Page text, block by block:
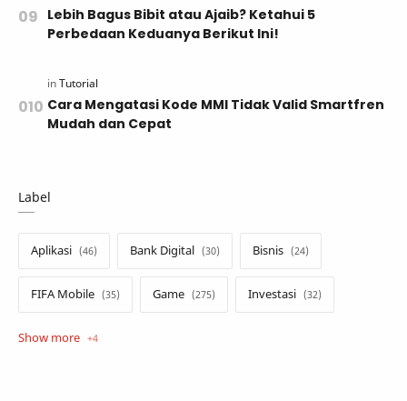
Lebih Bagus Bibit atau Ajaib? Ketahui 5
Perbedaan Keduanya Berikut Ini!
Cara Mengatasi Kode MMI Tidak Valid Smartfren
Mudah dan Cepat
Label
Aplikasi Bank Digital Bisnis
FIFA Mobile Game Investasi
Opini